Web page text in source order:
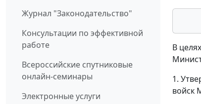
Журнал "Законодательство"
Консультации по эффективной
работе
Всероссийские спутниковые
онлайн-семинары
Электронные услуги
В
1.
войск